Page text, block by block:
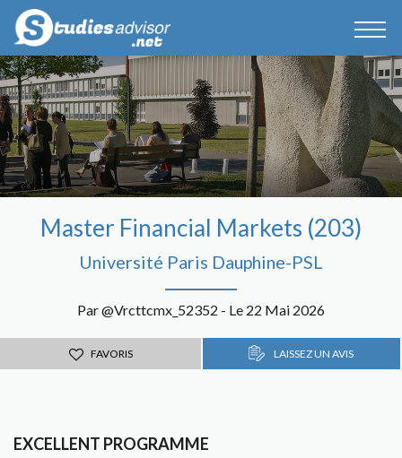
Master Financial Markets (203)
Université Paris Dauphine-PSL
Par @Vrcttcmx_52352 - Le 22 Mai 2026
FAVORIS LAISSEZ UN AVIS
EXCELLENT PROGRAMME